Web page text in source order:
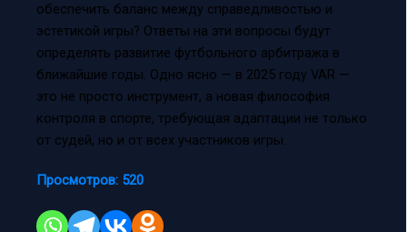
обеспечить баланс между справедливостью и
эстетикой игры? Ответы на эти вопросы будут
определять развитие футбольного арбитража в
ближайшие годы. Одно ясно — в 2025 году VAR —
это не просто инструмент, а новая философия
контроля в спорте, требующая адаптации не только
от судей, но и от всех участников игры.
Просмотров: 520